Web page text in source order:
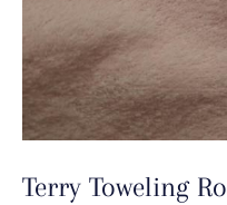
Terry Toweling